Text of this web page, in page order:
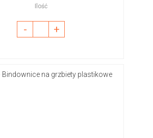
Ilość
- +
Bindownice na grzbiety plastikowe